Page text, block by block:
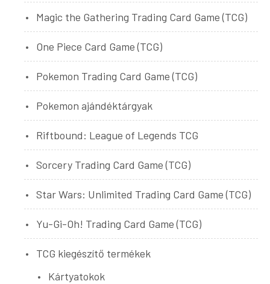
Magic the Gathering Trading Card Game (TCG)
One Piece Card Game (TCG)
Pokemon Trading Card Game (TCG)
Pokemon ajándéktárgyak
Riftbound: League of Legends TCG
Sorcery Trading Card Game (TCG)
Star Wars: Unlimited Trading Card Game (TCG)
Yu-Gi-Oh! Trading Card Game (TCG)
TCG kiegészítő termékek
Kártyatokok